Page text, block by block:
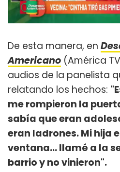
De esta manera, en
Americano (América
audios de la panelista
relatando los hechos:
me rompieron la
sabía que eran
eran ladrones. Mi hija
ventana... llamé a la
barrio y no vinieron".